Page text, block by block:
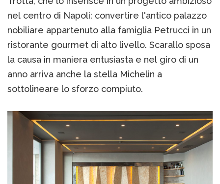
nel centro di Napoli: convertire l'antico palazzo
nobiliare appartenuto alla famiglia Petrucci in un
ristorante gourmet di alto livello. Scarallo sposa
la causa in maniera entusiasta e nel giro di un
anno arriva anche la stella Michelin a
sottolineare lo sforzo compiuto.